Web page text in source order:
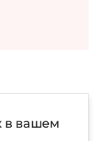
в вашем